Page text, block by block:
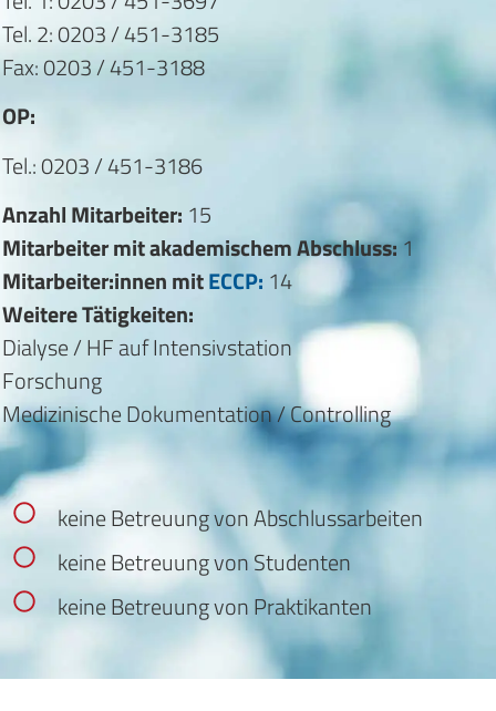
Tel. 2: 0203 / 451-3185
Fax: 0203 / 451-3188
OP:
Tel.: 0203 / 451-3186
Anzahl Mitarbeiter: 15
Mitarbeiter mit akademischem Abschluss: 1
Mitarbeiter:innen mitECCP: 14
Weitere Tätigkeiten:
Dialyse / HF auf Intensivstation
Forschung
Medizinische Dokumentation / Controlling
keine Betreuung von Abschlussarbeiten
keine Betreuung von Studenten
keine Betreuung von Praktikanten